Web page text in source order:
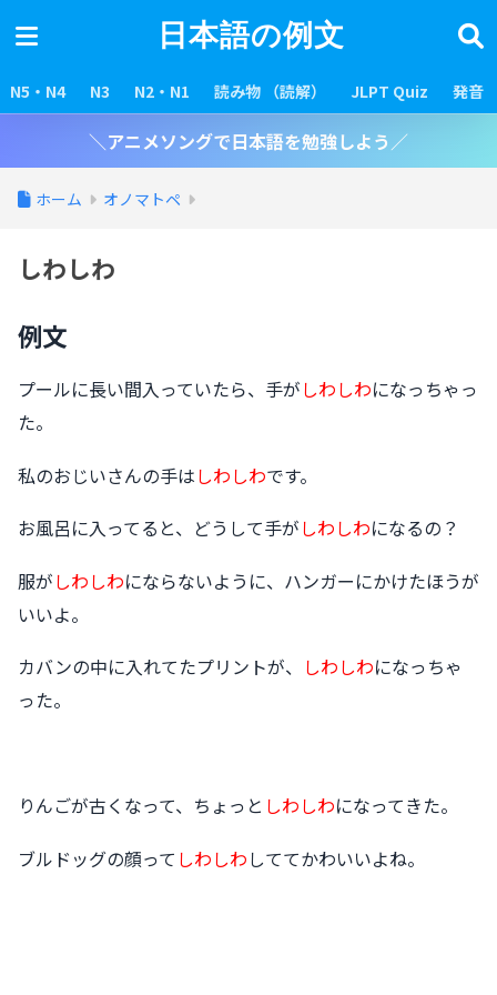
日本語の例文
N5・N4 N3 N2・N1 読み物 （読解） JLPT Quiz 発音
＼アニメソングで日本語を勉強しよう／
ホーム オノマトペ
しわしわ
例文
プールに長い間入っていたら、手がしわしわになっちゃっ
た。
私のおじいさんの手はしわしわです。
お風呂に入ってると、どうして手がしわしわになるの？
服がしわしわにならないように、ハンガーにかけたほうが
いいよ。
カバンの中に入れてたプリントが、 しわしわになっちゃ
った。
りんごが古くなって、ちょっと しわしわになってきた。
ブルドッグの顔って しわしわしててかわいいよね。